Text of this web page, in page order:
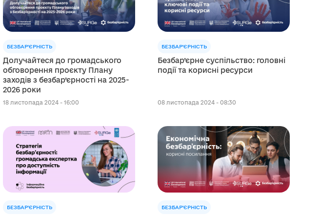
БЕЗБАР'ЄРНІСТЬ
Долучайтеся до громадського
обговорення проєкту Плану
заходів з безбар’єрності на 2025-
2026 роки
18 листопада 2024 - 16:00
БЕЗБАР'ЄРНІСТЬ
Безбар’єрне суспільство: головні
події та корисні ресурси
08 листопада 2024 - 08:30
БЕЗБАР'ЄРНІСТЬ БЕЗБАР'ЄРНІСТЬ